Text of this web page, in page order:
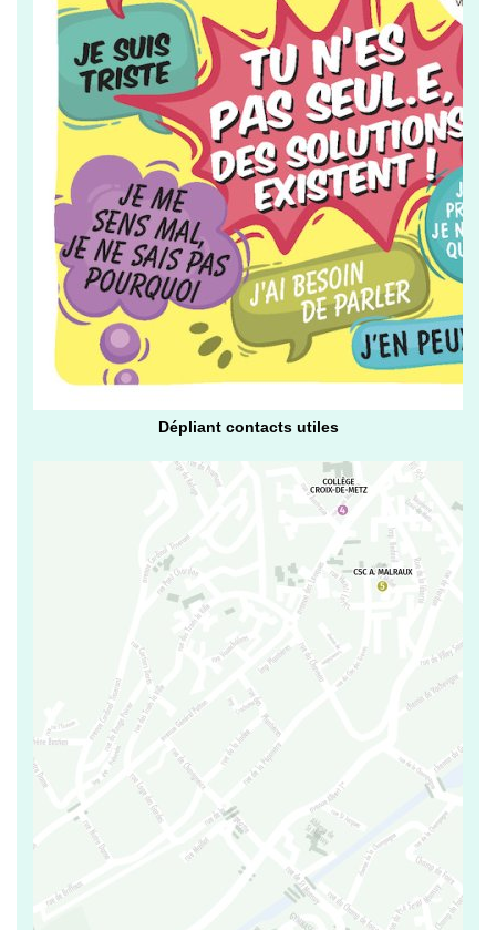
Dépliant contacts utiles